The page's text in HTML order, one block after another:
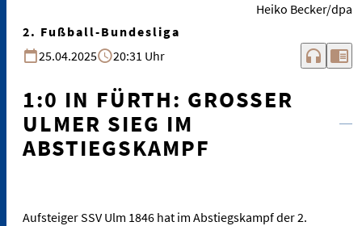
Heiko Becker/dpa
2. Fußball-Bundesliga
25.04.2025
20:31 Uhr headphones chrome_reader_mode
1:0 IN FÜRTH: GROSSER U
LMER SIEG IM A
BSTIEGSKAMPF
Aufsteiger SSV Ulm 1846 hat im Abstiegskampf der 2.